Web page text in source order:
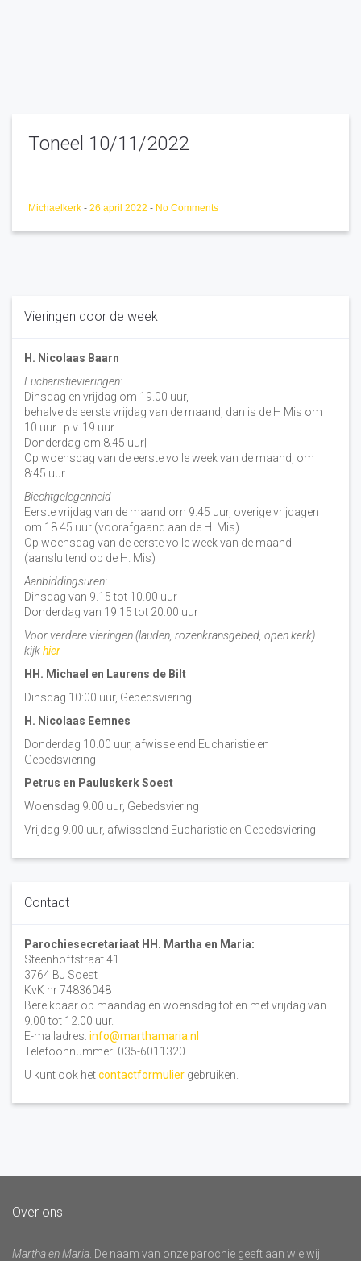
Toneel 10/11/2022
Michaelkerk - 26 april 2022 - No Comments
Vieringen door de week
H. Nicolaas Baarn
Eucharistievieringen:
Dinsdag en vrijdag om 19.00 uur,
behalve de eerste vrijdag van de maand, dan is de H Mis om
10 uur i.p.v. 19 uur
Donderdag om 8.45 uur|
Op woensdag van de eerste volle week van de maand, om
8:45 uur.
Biechtgelegenheid
Eerste vrijdag van de maand om 9.45 uur, overige vrijdagen
om 18.45 uur (voorafgaand aan de H. Mis).
Op woensdag van de eerste volle week van de maand
(aansluitend op de H. Mis)
Aanbiddingsuren:
Dinsdag van 9.15 tot 10.00 uur
Donderdag van 19.15 tot 20.00 uur
Voor verdere vieringen (lauden, rozenkransgebed, open kerk)
kijkhier
HH. Michael en Laurens de Bilt
Dinsdag 10:00 uur, Gebedsviering
H. Nicolaas Eemnes
Donderdag 10.00 uur, afwisselend Eucharistie en
Gebedsviering
Petrus en Pauluskerk Soest
Woensdag 9.00 uur, Gebedsviering
Vrijdag 9.00 uur, afwisselend Eucharistie en Gebedsviering
Contact
Parochiesecretariaat HH. Martha en Maria:
Steenhoffstraat 41
3764 BJ Soest
KvK nr 74836048
Bereikbaar op maandag en woensdag tot en met vrijdag van
9.00 tot 12.00 uur.
E-mailadres: info@marthamaria.nl
Telefoonnummer: 035-6011320
U kunt ook hetcontactformulier gebruiken.
Over ons
Martha en Maria . De naam van onze parochie geeft aan wie wij